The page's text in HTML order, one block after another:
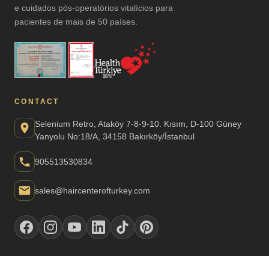
e cuidados pós-operatórios vitalícios para
pacientes de mais de 50 países.
CONTACT
Selenium Retro, Ataköy 7-8-9-10. Kısım, D-100 Güney
Yanyolu No:18/A, 34158 Bakırköy/İstanbul
905513530834
sales@haircenterofturkey.com